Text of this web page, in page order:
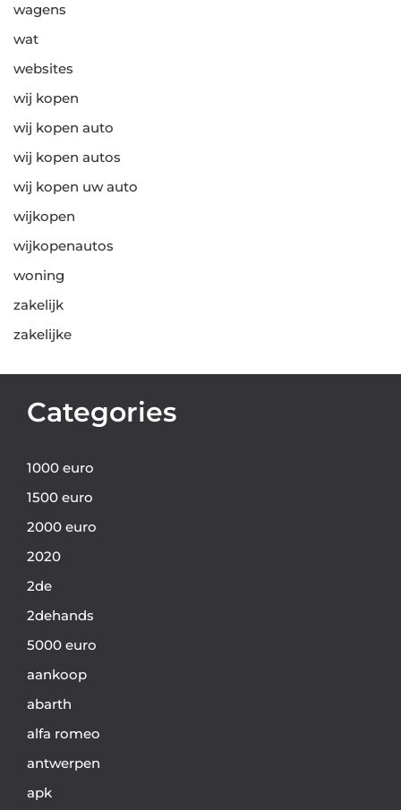
wagens
wat
websites
wij kopen
wij kopen auto
wij kopen autos
wij kopen uw auto
wijkopen
wijkopenautos
woning
zakelijk
zakelijke
Categories
1000 euro
1500 euro
2000 euro
2020
2de
2dehands
5000 euro
aankoop
abarth
alfa romeo
antwerpen
apk